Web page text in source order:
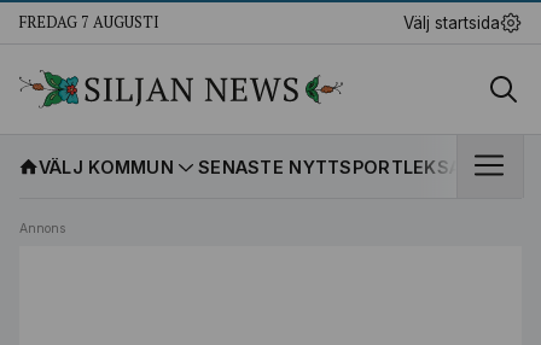
FREDAG 7 AUGUSTI Välj startsida
VÄLJ KOMMUN SENASTE NYTTSPORTLEKSANDS IF
Annons